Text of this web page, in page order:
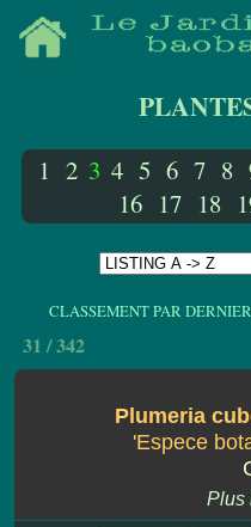
1 2 3 4 5 6 7 8
16 17 18
CLASSEMENT PAR
31 / 342
Plumeria
'Espece
Plus